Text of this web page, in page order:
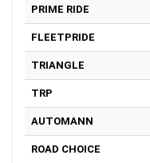
PRIME RIDE
FLEETPRIDE
TRIANGLE
TRP
AUTOMANN
ROAD CHOICE